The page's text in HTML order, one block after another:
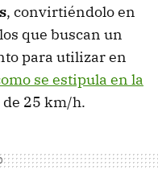
, convirtiéndolo en
que buscan un
para utilizar en
se estipula en la
25 km/h.